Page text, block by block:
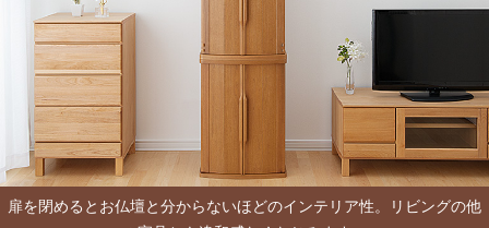
扉を閉めるとお仏壇と分からないほどのインテリア性。リビングの他